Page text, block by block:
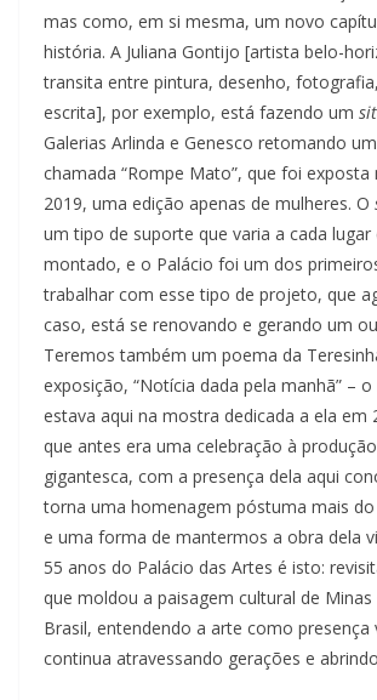
mas como, em si mesma, um novo
história. A Juliana Gontijo [artista belo-
transita entre pintura, desenho,
escrita], por exemplo, está fazendo um
Galerias Arlinda e Genesco retomando
chamada “Rompe Mato”, que foi exposta
2019, uma edição apenas de mulheres. O
um tipo de suporte que varia a cada lugar
montado, e o Palácio foi um dos
trabalhar com esse tipo de projeto, que
caso, está se renovando e gerando um
Teremos também um poema da
exposição, “Notícia dada pela manhã” –
estava aqui na mostra dedicada a ela em
que antes era uma celebração à
gigantesca, com a presença dela aqui
torna uma homenagem póstuma mais
e uma forma de mantermos a obra dela
55 anos do Palácio das Artes é isto:
que moldou a paisagem cultural de Minas
Brasil, entendendo a arte como presença
continua atravessando gerações e